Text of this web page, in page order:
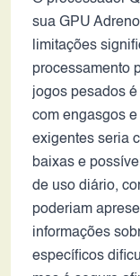
sua GPU
limitações
processamento
jogos pesados
com engasgos
exigentes seria
baixas e
de uso diário,
poderiam
informações
específicos